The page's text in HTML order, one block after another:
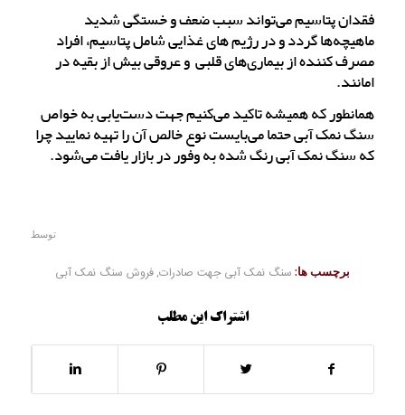
فقدان پتاسیم می‌تواند سبب ضعف و خستگی شدید
ماهیچه‌ها گردد و در رژیم های غذایی شامل پتاسیم، افراد
مصرف کننده از بیماری‌های قلبی و عروقی بیش از بقیه در
امانند.
همانطور که همیشه تاکید می‌کنیم جهت دست‌یابی به خواص
سنگ نمک آبی حتما می‌بایست نوع خالص آن را تهیه نمایید چرا
که سنگ نمک آبی رنگ شده به وفور در بازار یافت می‌شود.
توسط
برچسب ها: سنگ نمک آبی جهت صادرات, فروش سنگ نمک آبی
اشتراک این مطلب